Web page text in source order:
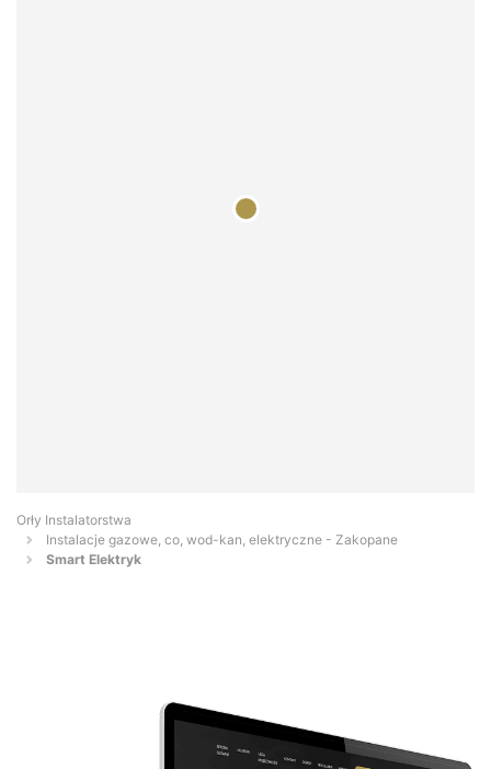
Orły Instalatorstwa
Instalacje gazowe, co, wod-kan, elektryczne - Zakopane
Smart Elektryk